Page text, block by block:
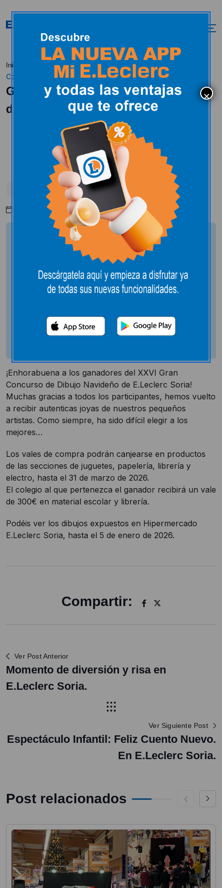
Inicio Actualidad Peques
Ganadores del XXVII Gran
Concurso de Dibujo E.Leclerc Soria.
Ganadores del XXVII Gran Concurso
de Dibujo E.Leclerc Soria.
Diciembre 18, 2025
¡Enhorabuena a los ganadores del XXVI Gran
Concurso de Dibujo Navideño de E.Leclerc Soria!
Muchas gracias a todos los participantes, hemos vuelto
a recibir autenticas joyas de nuestros pequeños
artistas. Como siempre, ha sido difícil elegir a los
mejores…
Los vales de compra podrán canjearse en productos
de las secciones de juguetes, papelería, librería y
electro, hasta el 31 de marzo de 2026.
El colegio al que pertenezca el ganador recibirá un vale
de 300€ en material escolar y librería.
Podéis ver los dibujos expuestos en Hipermercado
E.Leclerc Soria, hasta el 5 de enero de 2026.
Compartir:
Ver Post Anterior
Momento de diversión y risa en
E.Leclerc Soria.
Ver Siguiente Post
Espectáculo Infantil: Feliz Cuento Nuevo.
En E.Leclerc Soria.
Post relacionados